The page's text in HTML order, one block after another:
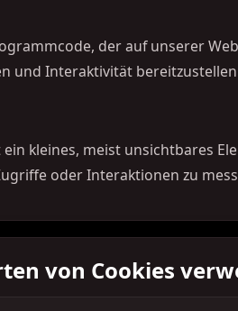
der auf unserer
und Interaktivität
ein kleines, meist unsichtbares
oder Interaktionen zu
von Cookies